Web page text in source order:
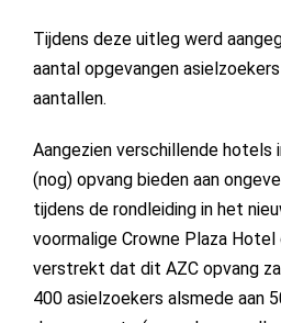
Tijdens deze uitleg werd
aantal opgevangen
aantallen.
Aangezien verschillende hotels
(nog) opvang bieden aan
tijdens de rondleiding in het
voormalige Crowne Plaza
verstrekt dat dit AZC opvang
400 asielzoekers alsmede aan